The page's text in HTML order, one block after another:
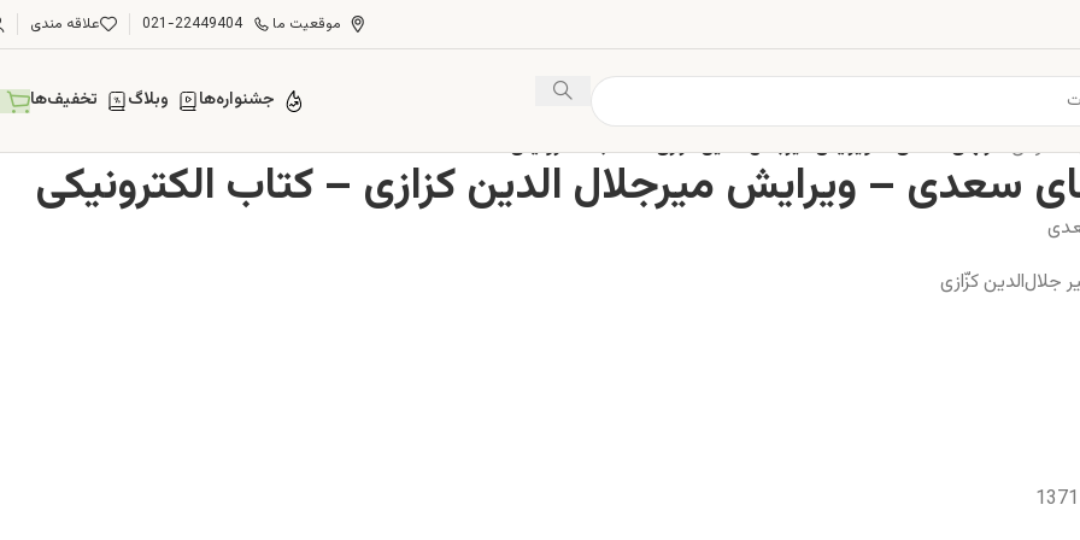
موقعیت ما 021-22449404 علاقه مندی
جشنواره‌ها وبلاگ تخفیف‌ها
دانلودی/غزلهای سعدی – ویرایش میرجلال الدین کزازی – کتاب الکترونیکی
سعدی – ویرایش میرجلال الدین کزازی – کتاب الکترونیکی
جلال‌الدین کزّازی